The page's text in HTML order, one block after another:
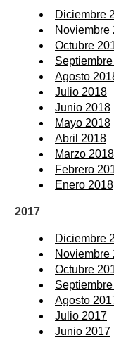
Diciembre
Noviembre
Octubre
Agosto
Julio 2018
Junio 2018
Mayo 2018
Abril 2018
Marzo 2018
Febrero
Enero 2018
2017
Diciembre
Noviembre
Octubre
Agosto
Julio 2017
Junio 2017